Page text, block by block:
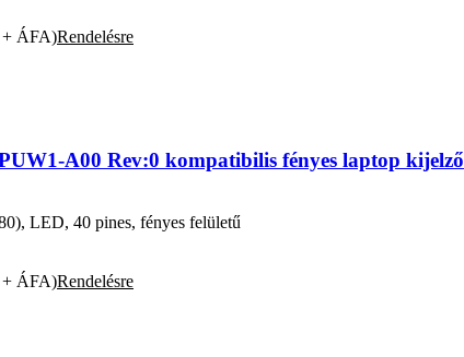
ÁFA)Rendelésre
A00 Rev:0 kompatibilis fényes laptop kijelző
LED, 40 pines, fényes felületű
ÁFA)Rendelésre